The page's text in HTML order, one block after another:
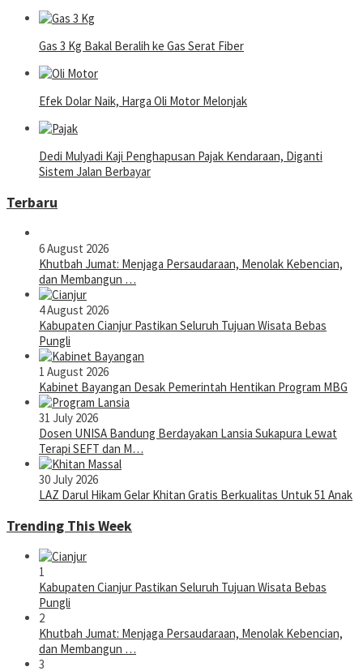
Gas 3 Kg Bakal Beralih ke Gas Serat Fiber
Efek Dolar Naik, Harga Oli Motor Melonjak
Dedi Mulyadi Kaji Penghapusan Pajak Kendaraan, Diganti
Sistem Jalan Berbayar
Terbaru
6 August 2026
Khutbah Jumat: Menjaga Persaudaraan, Menolak Kebencian,
dan Membangun …
4 August 2026
Kabupaten Cianjur Pastikan Seluruh Tujuan Wisata Bebas
Pungli
1 August 2026
Kabinet Bayangan Desak Pemerintah Hentikan Program MBG
31 July 2026
Dosen UNISA Bandung Berdayakan Lansia Sukapura Lewat
Terapi SEFT dan M…
30 July 2026
LAZ Darul Hikam Gelar Khitan Gratis Berkualitas Untuk 51 Anak
Trending This Week
1
Kabupaten Cianjur Pastikan Seluruh Tujuan Wisata Bebas
Pungli
2
Khutbah Jumat: Menjaga Persaudaraan, Menolak Kebencian,
dan Membangun …
3